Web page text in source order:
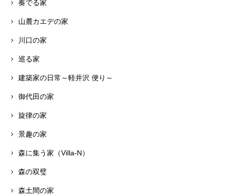
奏でる家
山麓カエデの家
川口の家
巡る家
建築家の日常～軽井沢 便り～
御代田の家
旋律の家
景趣の家
森に集う家（Villa-N）
森の双璧
森土間の家